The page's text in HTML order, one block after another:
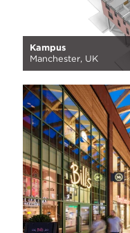
Kampus
Manchester, UK